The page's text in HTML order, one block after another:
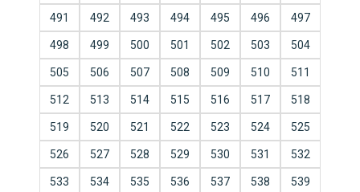
491 492 493 494 495 496 497
498 499 500 501 502 503 504
505 506 507 508 509 510 511
512 513 514 515 516 517 518
519 520 521 522 523 524 525
526 527 528 529 530 531 532
533 534 535 536 537 538 539